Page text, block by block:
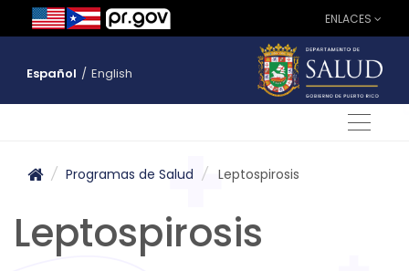
ENLACES
Español / English
/ Programas de Salud / Leptospirosis
Leptospirosis